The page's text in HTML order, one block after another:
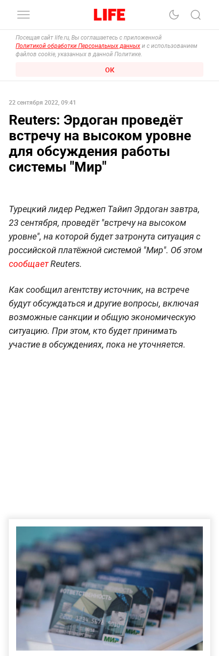
Посещая сайт life.ru, Вы соглашаетесь с приложенной
Политикой обработки Персональных данных и с использованием
файлов cookie, указанных в данной Политике.
ОК
22 сентября 2022, 09:41
Reuters: Эрдоган проведёт
встречу на высоком уровне
для обсуждения работы
системы "Мир"
Турецкий лидер Реджеп Тайип Эрдоган завтра,
23 сентября, проведёт "встречу на высоком
уровне", на которой будет затронута ситуация с
российской платёжной системой "Мир". Об этом
сообщаетReuters.
Как сообщил агентству источник, на встрече
будут обсуждаться и другие вопросы, включая
возможные санкции и общую экономическую
ситуацию. При этом, кто будет принимать
участие в обсуждениях, пока не уточняется.